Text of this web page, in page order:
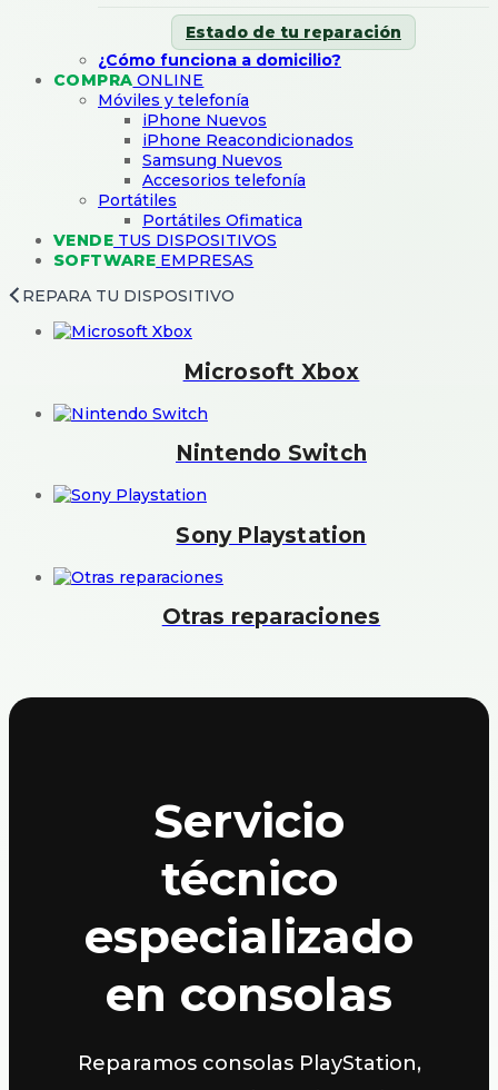
Estado de tu reparación
¿Cómo funciona a domicilio?
COMPRA ONLINE
Móviles y telefonía
iPhone Nuevos
iPhone Reacondicionados
Samsung Nuevos
Accesorios telefonía
Portátiles
Portátiles Ofimatica
VENDE TUS DISPOSITIVOS
SOFTWARE EMPRESAS
REPARA TU DISPOSITIVO
Microsoft Xbox
Nintendo Switch
Sony Playstation
Otras reparaciones
Servicio
técnico
especializado
en consolas
Reparamos consolas PlayStation,